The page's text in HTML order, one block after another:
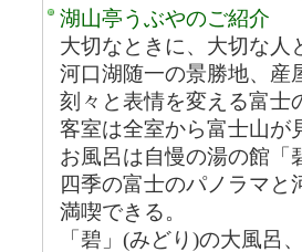
湖山亭うぶやのご紹介
大切なときに、大切な人
河口湖随一の景勝地、産
刻々と表情を変える富士
客室は全室から富士山が
お風呂は自慢の湯の館「
四季の富士のパノラマ
満喫できる。
「碧」(みどり)の大風呂